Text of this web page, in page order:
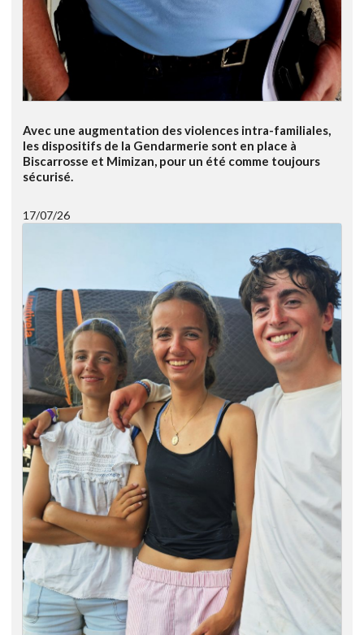
Avec une augmentation des violences intra-familiales,
les dispositifs de la Gendarmerie sont en place à
Biscarrosse et Mimizan, pour un été comme toujours
sécurisé.
17/07/26